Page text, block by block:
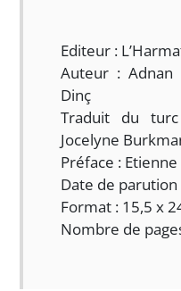
Editeur :
Auteur : Adnan
Dinç
Traduit du
Jocelyne
Préface :
Date de parution
Format : 15,5 x
Nombre de